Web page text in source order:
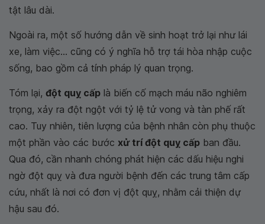
tật lâu dài.
Ngoài ra, một số hướng dẫn về sinh hoạt trở lại như lái
xe, làm việc... cũng có ý nghĩa hỗ trợ tái hòa nhập cuộc
sống, bao gồm cả tính pháp lý quan trọng.
Tóm lại, đột quỵ cấp là biến cố mạch máu não nghiêm
trọng, xảy ra đột ngột với tỷ lệ tử vong và tàn phế rất
cao. Tuy nhiên, tiên lượng của bệnh nhân còn phụ thuộc
một phần vào các bước xử trí đột quỵ cấp ban đầu.
Qua đó, cần nhanh chóng phát hiện các dấu hiệu nghi
ngờ đột quỵ và đưa người bệnh đến các trung tâm cấp
cứu, nhất là nơi có đơn vị đột quỵ, nhằm cải thiện dự
hậu sau đó.